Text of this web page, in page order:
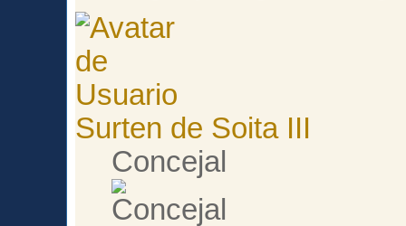
Surten de Soita III
Concejal